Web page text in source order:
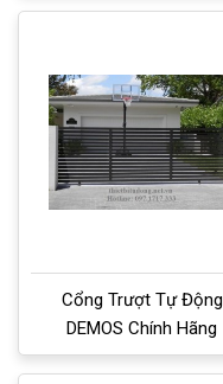
Cổng Trượt Tự Động
DEMOS Chính Hãng